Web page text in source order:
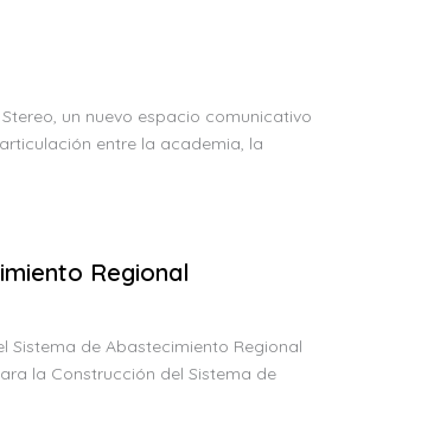
un nuevo espacio comunicativo
entre la academia, la
Regional
Sistema de Abastecimiento Regional
la Construcción del Sistema de